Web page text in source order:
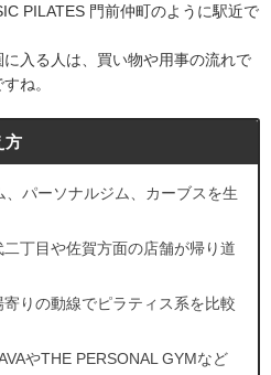
PILATES 門前仲町のように駅近で
入る人は、買い物や用事の流れで
ね。
方
、パーソナルジム、カーブスを生
二丁目や佐賀方面の店舗が帰り道
寄りの動線でピラティス系を比較
やTHE PERSONAL GYMなど